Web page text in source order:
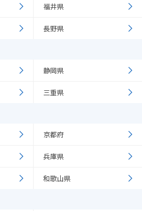
福井県
長野県
静岡県
三重県
京都府
兵庫県
和歌山県